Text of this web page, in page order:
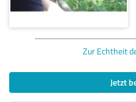
Zur Echtheit
Jetzt